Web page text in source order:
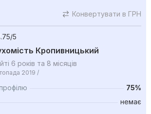
Конвертувати в ГРН
5
Кропивницький
6 років та 8 місяців
2019 /
75%
немає